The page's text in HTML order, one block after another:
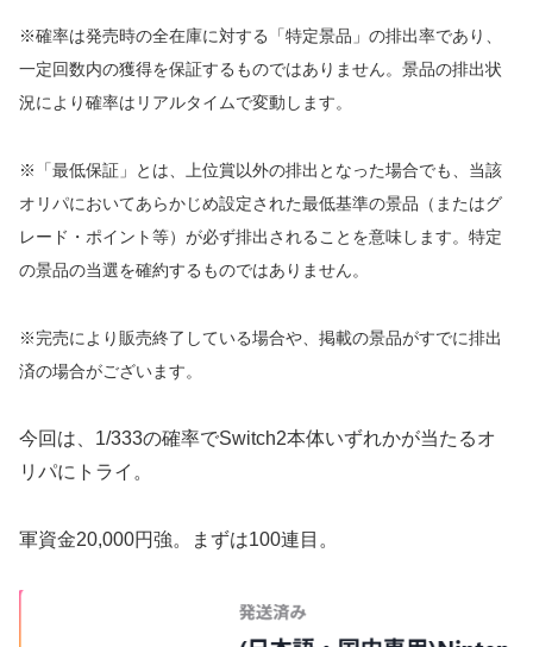
※確率は発売時の全在庫に対する「特定景品」の排出率であり、
一定回数内の獲得を保証するものではありません。景品の排出状
況により確率はリアルタイムで変動します。
※「最低保証」とは、上位賞以外の排出となった場合でも、当該
オリパにおいてあらかじめ設定された最低基準の景品（またはグ
レード・ポイント等）が必ず排出されることを意味します。特定
の景品の当選を確約するものではありません。
※完売により販売終了している場合や、掲載の景品がすでに排出
済の場合がございます。
今回は、1/333の確率でSwitch2本体いずれかが当たるオ
リパにトライ。
軍資金20,000円強。まずは100連目。